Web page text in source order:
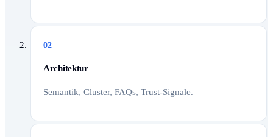
02
Architektur
Semantik, Cluster, FAQs, Trust-Signale.